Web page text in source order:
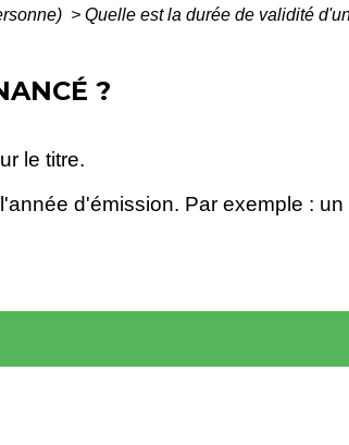
> Quelle est la durée de validité
?
le titre.
d'émission. Par exemple : un